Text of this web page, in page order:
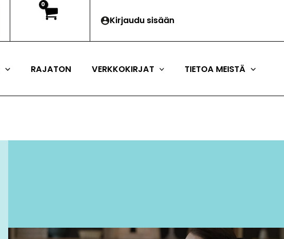
Kirjaudu sisään
RAJATON VERKKOKIRJAT TIETOA MEISTÄ